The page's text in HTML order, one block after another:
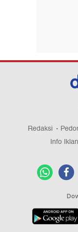
Redaksi
Info Iklan